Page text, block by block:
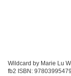
Wildcard by Marie Lu
fb2 ISBN: